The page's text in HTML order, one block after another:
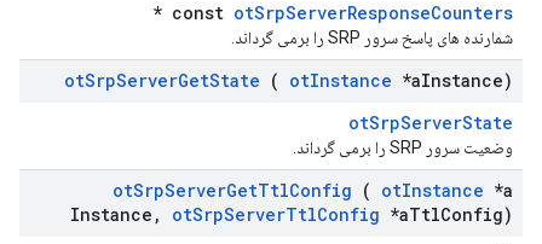
const otSrpServerResponseCounters
*
شمارنده های پاسخ سرور SRP را برمی گرداند.
otSrpServerGetState ( otInstance *aInstance)
otSrpServerState
وضعیت سرور SRP را برمی گرداند.
otSrpServerGetTtlConfig ( otInstance *a
Instance , otSrpServerTtlConfig *aTtlConfig)